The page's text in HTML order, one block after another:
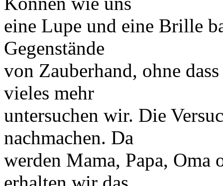
eine Lupe und eine Brille
Gegenstände
von Zauberhand, ohne
vieles mehr
untersuchen wir. Die
nachmachen. Da
werden Mama, Papa, Oma